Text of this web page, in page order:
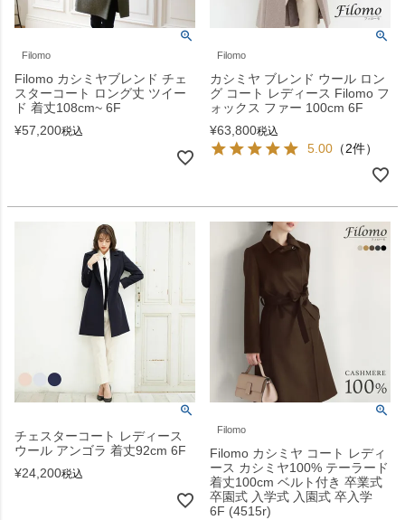
Filomo
Filomo カシミヤブレンド チェ
スターコート ロング丈 ツイー
ド 着丈108cm~ 6F
¥57,200税込
Filomo
カシミヤ ブレンド ウール ロン
グ コート レディース Filomo フ
ォックス ファー 100cm 6F
¥63,800税込
5.00 （2件）
チェスターコート レディース
ウール アンゴラ 着丈92cm 6F
¥24,200税込
Filomo
Filomo カシミヤ コート レディ
ース カシミヤ100% テーラード
着丈100cm ベルト付き 卒業式
卒園式 入学式 入園式 卒入学
6F (4515r)